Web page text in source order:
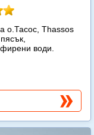
о.Тасос, Thassos
води.